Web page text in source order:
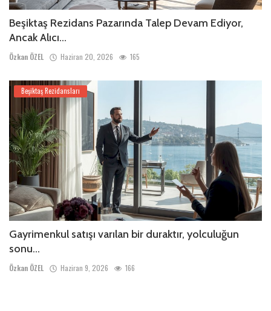
Beşiktaş Rezidans Pazarında Talep Devam Ediyor,
Ancak Alıcı...
Özkan ÖZEL Haziran 20, 2026 165
Beşiktaş Rezidansları
Gayrimenkul satışı varılan bir duraktır, yolculuğun
sonu...
Özkan ÖZEL Haziran 9, 2026 166